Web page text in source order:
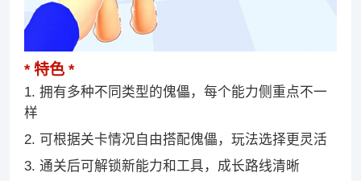
特色
1. 拥有多种不同类型的傀儡，每个能力侧重点不一
样
2. 可根据关卡情况自由搭配傀儡，玩法选择更灵活
3. 通关后可解锁新能力和工具，成长路线清晰